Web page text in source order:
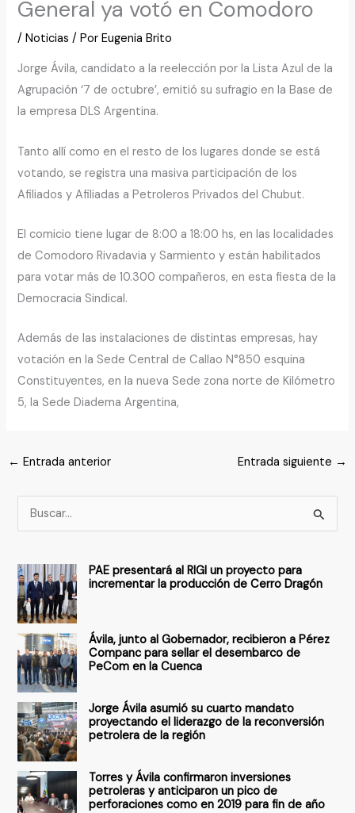
General ya votó en Comodoro
/Noticias / PorEugenia Brito
Jorge Ávila, candidato a la reelección por la Lista Azul de la
Agrupación ‘7 de octubre’, emitió su sufragio en la Base de
la empresa DLS Argentina.
Tanto allí como en el resto de los lugares donde se está
votando, se registra una masiva participación de los
Afiliados y Afiliadas a Petroleros Privados del Chubut.
El comicio tiene lugar de 8:00 a 18:00 hs, en las localidades
de Comodoro Rivadavia y Sarmiento y están habilitados
para votar más de 10.300 compañeros, en esta fiesta de la
Democracia Sindical.
Además de las instalaciones de distintas empresas, hay
votación en la Sede Central de Callao N°850 esquina
Constituyentes, en la nueva Sede zona norte de Kilómetro
5, la Sede Diadema Argentina,
← Entrada anterior Entrada siguiente →
u
c
a
r
o
r
:
PAE presentará al RIGI un proyecto para
incrementar la producción de Cerro Dragón
Ávila, junto al Gobernador, recibieron a Pérez
Companc para sellar el desembarco de
PeCom en la Cuenca
Jorge Ávila asumió su cuarto mandato
proyectando el liderazgo de la reconversión
petrolera de la región
Torres y Ávila confirmaron inversiones
petroleras y anticiparon un pico de
perforaciones como en 2019 para fin de año